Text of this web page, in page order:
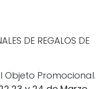
Objeto Promocional.